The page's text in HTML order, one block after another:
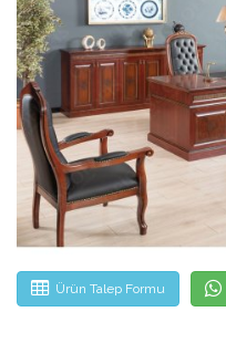
Ürün Talep Formu